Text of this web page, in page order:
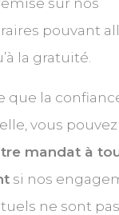
pouvant
la gratuité.
que la
vous pouvez
mandat à
si nos
ne sont pas